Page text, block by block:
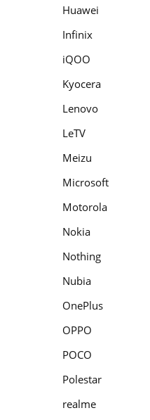
Huawei
Infinix
iQOO
Kyocera
Lenovo
LeTV
Meizu
Microsoft
Motorola
Nokia
Nothing
Nubia
OnePlus
OPPO
POCO
Polestar
realme